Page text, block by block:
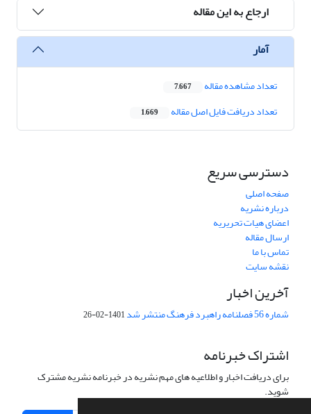
ارجاع به این مقاله
آمار
تعداد مشاهده مقاله 7,667
تعداد دریافت فایل اصل مقاله 1,669
دسترسی سریع
صفحه اصلی
درباره نشریه
اعضای هیات تحریریه
ارسال مقاله
تماس با ما
نقشه سایت
آخرین اخبار
شماره 56 فصلنامه راهبرد فرهنگ منتشر شد 1401-02-26
اشتراک خبرنامه
برای دریافت اخبار و اطلاعیه های مهم نشریه در خبرنامه نشریه مشترک
شوید.